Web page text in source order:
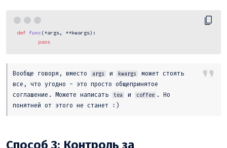
def func(*args, **kwargs):
pass
Вообще говоря, вместо args и kwargs
может стоять
все, что угодно - это просто общепринятое
соглашение. Можете написать
tea и coffee . Но
понятней от этого не станет :)
Способ 3: Контроль за